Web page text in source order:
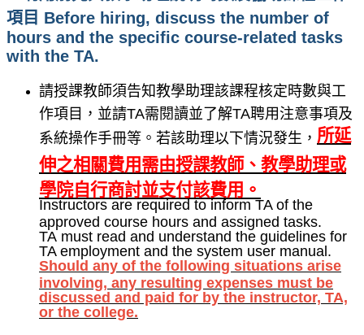
項目 Before hiring, discuss the number of
hours and the specific course-related tasks
with the TA.
請授課教師須告知教學助理該課程核定時數與工
作項目，並請TA需閱讀並了解TA聘用注意事項及
系統操作手冊等。若該助理以下情況發生， 所延
伸之相關費用需由授課教師、教學助理或
學院自行商討並支付該費用。
Instructors are required to inform TA of the
approved course hours and assigned tasks.
TA must read and understand the guidelines for
TA employment and the system user manual.
Should any of the following situations arise
involving, any resulting expenses must be
discussed and paid for by the instructor, TA,
or the college.